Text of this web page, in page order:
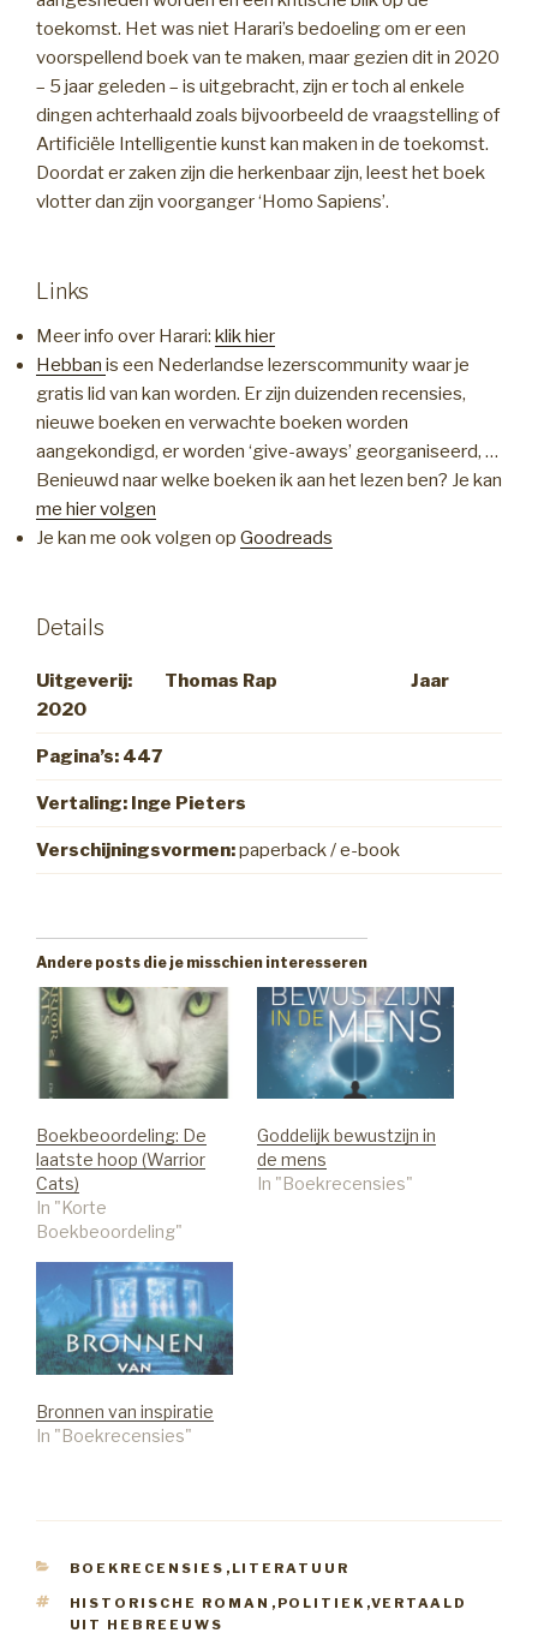
toekomst. Het was niet Harari’s bedoeling om er een
voorspellend boek van te maken, maar gezien dit in 2020
– 5 jaar geleden – is uitgebracht, zijn er toch al enkele
dingen achterhaald zoals bijvoorbeeld de vraagstelling of
Artificiële Intelligentie kunst kan maken in de toekomst.
Doordat er zaken zijn die herkenbaar zijn, leest het boek
vlotter dan zijn voorganger ‘Homo Sapiens’.
Links
Meer info over Harari: klik hier
Hebban is een Nederlandse lezerscommunity waar je
gratis lid van kan worden. Er zijn duizenden recensies,
nieuwe boeken en verwachte boeken worden
aangekondigd, er worden ‘give-aways’ georganiseerd, …
Benieuwd naar welke boeken ik aan het lezen ben? Je kan
me hier volgen
Je kan me ook volgen op Goodreads
Details
Uitgeverij: Thomas Rap Jaar
2020
Pagina’s: 447
Vertaling: Inge Pieters
Verschijningsvormen:paperback / e-book
Andere posts die je misschien interesseren
Boekbeoordeling: De
laatste hoop (Warrior
Cats)
In "Korte
Boekbeoordeling"
Goddelijk bewustzijn in
de mens
In "Boekrecensies"
Bronnen van inspiratie
In "Boekrecensies"
CATEGORIEËN
BOEKRECENSIES , LITERATUUR
TAGS
HISTORISCHE ROMAN , POLITIEK ,VERTAALD
UIT HEBREEUWS